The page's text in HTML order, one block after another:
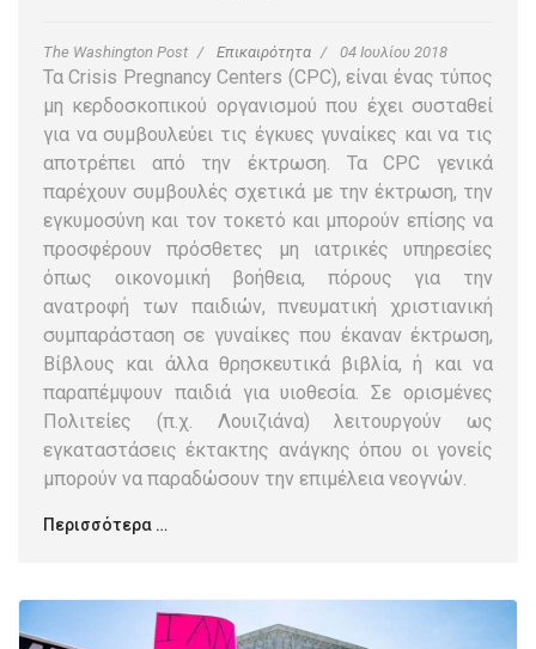
The Washington Post Επικαιρότητα 04 Ιουλίου 2018
Τα Crisis Pregnancy Centers (CPC), είναι ένας τύπος
μη κερδοσκοπικού οργανισμού που έχει συσταθεί
για να συμβουλεύει τις έγκυες γυναίκες και να τις
αποτρέπει από την έκτρωση. Τα CPC γενικά
παρέχουν συμβουλές σχετικά με την έκτρωση, την
εγκυμοσύνη και τον τοκετό και μπορούν επίσης να
προσφέρουν πρόσθετες μη ιατρικές υπηρεσίες
όπως οικονομική βοήθεια, πόρους για την
ανατροφή των παιδιών, πνευματική χριστιανική
συμπαράσταση σε γυναίκες που έκαναν έκτρωση,
Βίβλους και άλλα θρησκευτικά βιβλία, ή και να
παραπέμψουν παιδιά για υιοθεσία. Σε ορισμένες
Πολιτείες (π.χ. Λουιζιάνα) λειτουργούν ως
εγκαταστάσεις έκτακτης ανάγκης όπου οι γονείς
μπορούν να παραδώσουν την επιμέλεια νεογνών.
Περισσότερα …